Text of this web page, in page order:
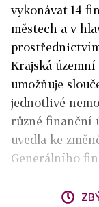
vykonávat 14
městech a v
Krajská
umožňuje
jednotlivé
různé finanční
uvedla ke
Generálního